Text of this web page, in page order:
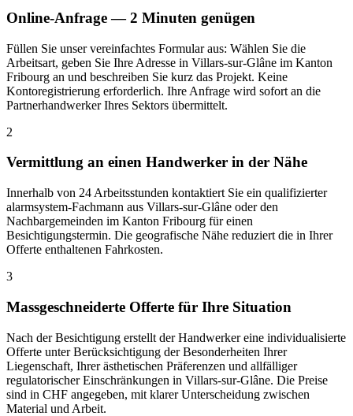
Online-Anfrage — 2 Minuten genügen
Füllen Sie unser vereinfachtes Formular aus: Wählen Sie die
Arbeitsart, geben Sie Ihre Adresse in Villars-sur-Glâne im Kanton
Fribourg an und beschreiben Sie kurz das Projekt. Keine
Kontoregistrierung erforderlich. Ihre Anfrage wird sofort an die
Partnerhandwerker Ihres Sektors übermittelt.
2
Vermittlung an einen Handwerker in der Nähe
Innerhalb von 24 Arbeitsstunden kontaktiert Sie ein qualifizierter
alarmsystem-Fachmann aus Villars-sur-Glâne oder den
Nachbargemeinden im Kanton Fribourg für einen
Besichtigungstermin. Die geografische Nähe reduziert die in Ihrer
Offerte enthaltenen Fahrkosten.
3
Massgeschneiderte Offerte für Ihre Situation
Nach der Besichtigung erstellt der Handwerker eine individualisierte
Offerte unter Berücksichtigung der Besonderheiten Ihrer
Liegenschaft, Ihrer ästhetischen Präferenzen und allfälliger
regulatorischer Einschränkungen in Villars-sur-Glâne. Die Preise
sind in CHF angegeben, mit klarer Unterscheidung zwischen
Material und Arbeit.